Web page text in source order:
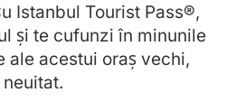
Istanbul Tourist Pass®,
și te cufunzi în minunile
ale acestui oraș vechi,